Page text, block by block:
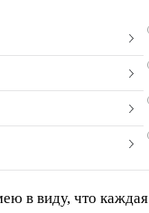
в виду, что каждая